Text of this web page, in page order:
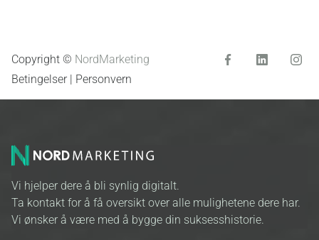
Copyright © NordMarketing
Betingelser
Personvern
Vi hjelper dere å bli synlig digitalt.
Ta kontakt for å få oversikt over alle mulighetene dere har.
Vi ønsker å være med å bygge din suksesshistorie.